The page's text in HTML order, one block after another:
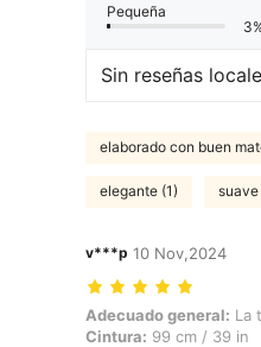
Pequeña
Sin reseñas
elaborado con buen
elegante (1) suave
v***p 10 Nov,2024
Adecuado general: La
Adecuado general: La
Cintura: 99 cm / 39 in